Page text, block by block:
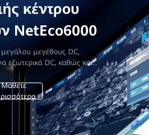
κέντρου
NetEco6000
μεγάλου μεγέθους DC,
εξωτερικά DC, καθώς και
μικρού μεγέθους DC
Μάθετε